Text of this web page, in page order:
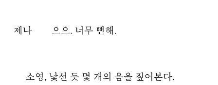
제나 으으. 너무 뻔해.
소영, 낯선 듯 몇 개의 음을 짚어본다.